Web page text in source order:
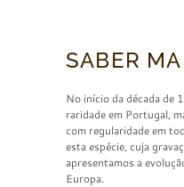
SABER
No início da década de
raridade em Portugal,
com regularidade em
esta espécie, cuja
apresentamos a
Europa.